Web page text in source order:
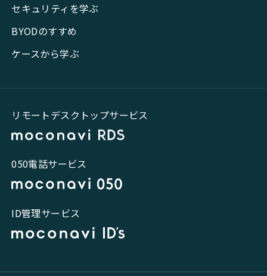
セキュリティを学ぶ
BYODのすすめ
ケースから学ぶ
リモートデスクトップサービス
050電話サービス
ID管理サービス